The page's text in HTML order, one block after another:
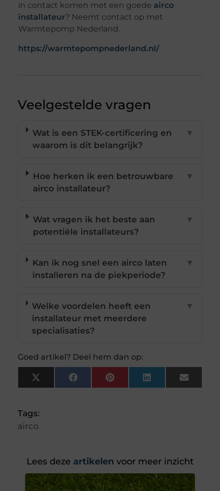
in contact komen met een goede airco
installateur? Neemt contact op met
Warmtepomp Nederland.
https://warmtepompnederland.nl/
Veelgestelde vragen
Wat is een STEK-certificering en
waarom is dit belangrijk?
▼
Hoe herken ik een betrouwbare
airco installateur?
▼
Wat vragen ik het beste aan
potentiële installateurs?
▼
Kan ik nog snel een airco laten
installeren na de piekperiode?
▼
Welke voordelen heeft een
installateur met meerdere
specialisaties?
▼
Goed artikel? Deel hem dan op:
X
(Twitter)
FacebookPinterestLinkedInEmail
Tags:
airco
Lees deze artikelen voor meer inzicht